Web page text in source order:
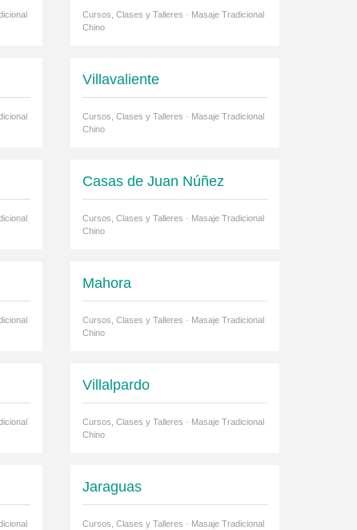
Cursos, Clases y Talleres · Masaje Tradicional
Chino
Villavaliente
Cursos, Clases y Talleres · Masaje Tradicional
Chino
Casas de Juan Núñez
Cursos, Clases y Talleres · Masaje Tradicional
Chino
Mahora
Cursos, Clases y Talleres · Masaje Tradicional
Chino
Villalpardo
Cursos, Clases y Talleres · Masaje Tradicional
Chino
Jaraguas
Cursos, Clases y Talleres · Masaje Tradicional